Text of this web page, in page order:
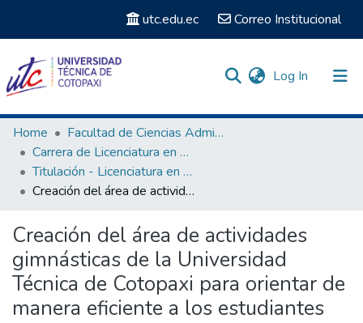
utc.edu.ec Correo Institucional
Log In (current)
Communities & Collections
Search
Statistics
Home
Facultad de Ciencias Administrativas y Humanísticas
Carrera de Licenciatura en Cultura Física
Titulación - Licenciatura en Cultura Física
Creación del área de actividades gimnásticas de la Universidad Técnica de Cotopaxi para orientar de manera eficiente a los estudiantes en el año 2006.
Creación del área de actividades
gimnásticas de la Universidad
Técnica de Cotopaxi para orientar de
manera eficiente a los estudiantes